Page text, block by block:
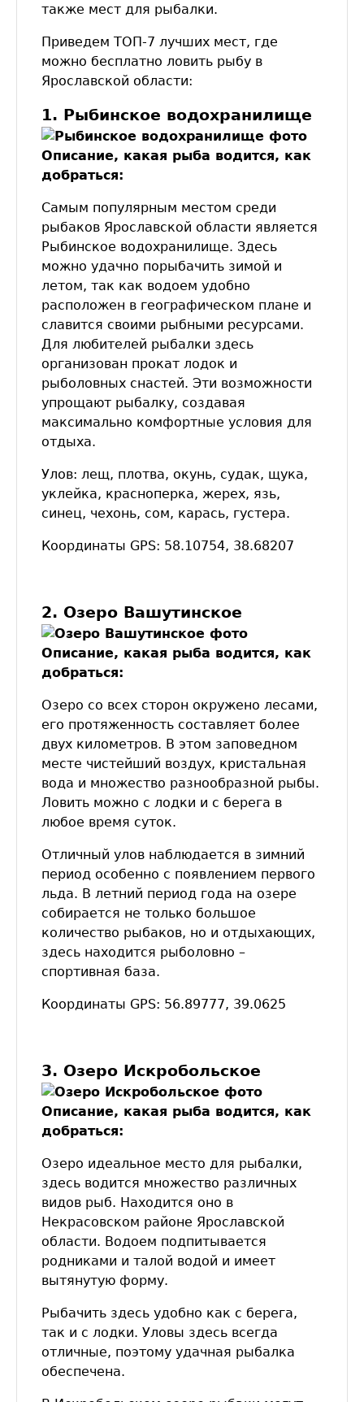
также мест для рыбалки.
Приведем ТОП-7 лучших мест, где
можно бесплатно ловить рыбу в
Ярославской области:
1. Рыбинское водохранилище
Описание, какая рыба водится, как
добраться:
Самым популярным местом среди
рыбаков Ярославской области является
Рыбинское водохранилище. Здесь
можно удачно порыбачить зимой и
летом, так как водоем удобно
расположен в географическом плане и
славится своими рыбными ресурсами.
Для любителей рыбалки здесь
организован прокат лодок и
рыболовных снастей. Эти возможности
упрощают рыбалку, создавая
максимально комфортные условия для
отдыха.
Улов: лещ, плотва, окунь, судак, щука,
уклейка, красноперка, жерех, язь,
синец, чехонь, сом, карась, густера.
Координаты GPS: 58.10754, 38.68207
2. Озеро Вашутинское
Описание, какая рыба водится, как
добраться:
Озеро со всех сторон окружено лесами,
его протяженность составляет более
двух километров. В этом заповедном
месте чистейший воздух, кристальная
вода и множество разнообразной рыбы.
Ловить можно с лодки и с берега в
любое время суток.
Отличный улов наблюдается в зимний
период особенно с появлением первого
льда. В летний период года на озере
собирается не только большое
количество рыбаков, но и отдыхающих,
здесь находится рыболовно –
спортивная база.
Координаты GPS: 56.89777, 39.0625
3. Озеро Искробольское
Описание, какая рыба водится, как
добраться:
Озеро идеальное место для рыбалки,
здесь водится множество различных
видов рыб. Находится оно в
Некрасовском районе Ярославской
области. Водоем подпитывается
родниками и талой водой и имеет
вытянутую форму.
Рыбачить здесь удобно как с берега,
так и с лодки. Уловы здесь всегда
отличные, поэтому удачная рыбалка
обеспечена.